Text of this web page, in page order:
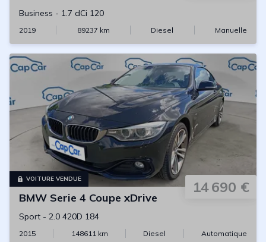
Business - 1.7 dCi 120
2019 89237 km Diesel Manuelle
VOITURE VENDUE 14 690 €
BMW Serie 4 Coupe xDrive
Sport - 2.0 420D 184
2015 148611km Diesel Automatique